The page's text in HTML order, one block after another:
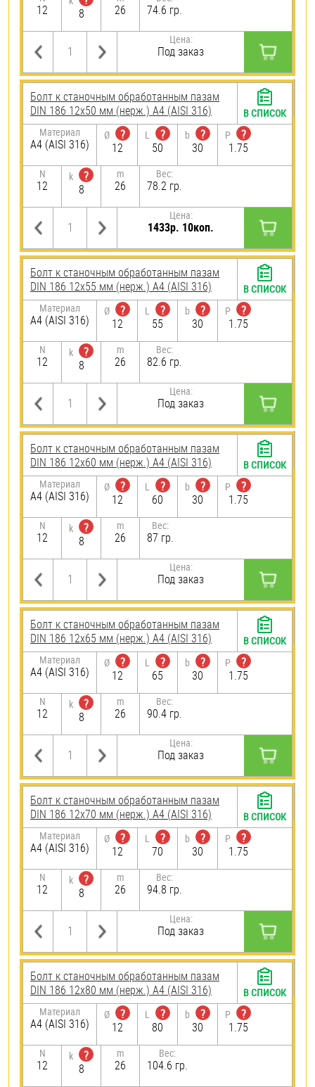
12
8
26 74.6 гр.
Цена:
Под заказ
Болт к станочным обработанным пазам
DIN 186 12х50 мм (нерж.) A4 (AISI 316)
Материал
A4 (AISI 316)
Ø
?
12
L
?
50
b
?
30
P
?
1.75
N
12
k
?
8
m
26
Вес:
78.2 гр.
Цена:
1433р. 10коп.
В СПИСОК
Болт к станочным обработанным пазам
DIN 186 12х55 мм (нерж.) A4 (AISI 316)
Материал
A4 (AISI 316)
Ø
?
12
L
?
55
b
?
30
P
?
1.75
N
12
k
?
8
m
26
Вес:
82.6 гр.
Цена:
Под заказ
В СПИСОК
Болт к станочным обработанным пазам
DIN 186 12х60 мм (нерж.) A4 (AISI 316)
Материал
A4 (AISI 316)
Ø
?
12
L
?
60
b
?
30
P
?
1.75
N
12
k
?
8
m
26
Вес:
87 гр.
Цена:
Под заказ
В СПИСОК
Болт к станочным обработанным пазам
DIN 186 12х65 мм (нерж.) A4 (AISI 316)
Материал
A4 (AISI 316)
Ø
?
12
L
?
65
b
?
30
P
?
1.75
N
12
k
?
8
m
26
Вес:
90.4 гр.
Цена:
Под заказ
В СПИСОК
Болт к станочным обработанным пазам
DIN 186 12х70 мм (нерж.) A4 (AISI 316)
Материал
A4 (AISI 316)
Ø
?
12
L
?
70
b
?
30
P
?
1.75
N
12
k
?
8
m
26
Вес:
94.8 гр.
Цена:
Под заказ
В СПИСОК
Болт к станочным обработанным пазам
DIN 186 12х80 мм (нерж.) A4 (AISI 316)
Материал
A4 (AISI 316)
Ø
?
12
L
?
80
b
?
30
P
?
1.75
N
12
k
?
8
m
26
Вес:
104.6 гр.
В СПИСОК